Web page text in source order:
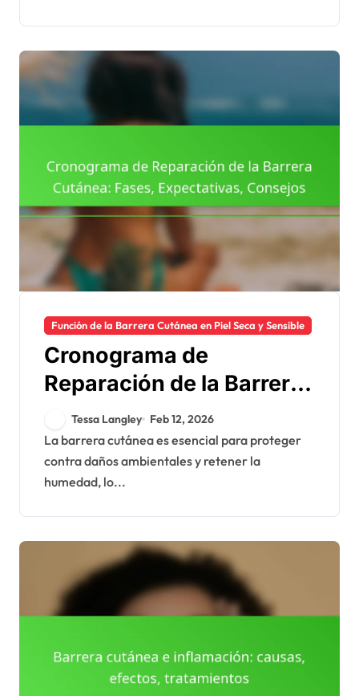
Función de la Barrera Cutánea en Piel Seca y Sensible
Cronograma de
Reparación de la Barrera
Cutánea: Fases,
Expectativas, Consejos
Tessa Langley Feb 12, 2026
La barrera cutánea es esencial para proteger
contra daños ambientales y retener la
humedad, lo...